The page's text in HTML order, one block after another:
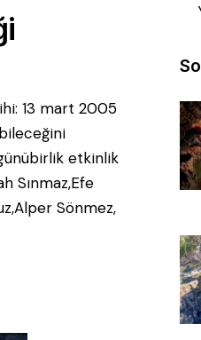
mart 2005
etkinlik
Sınmaz,Efe
Sönmez,